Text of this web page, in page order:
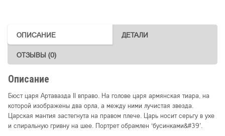
ОПИСАНИЕ ДЕТАЛИ
ОТЗЫВЫ (0)
Описание
Бюст царя Артавазда II вправо. На голове царя армянская тиара, на
которой изображены два орла, а между ними лучистая звезда.
Царская мантия застегнута на правом плече. Царь носит серьгу в ухе
и спиральную гривну на шее. Портрет обрамлен ‘бусинками&#39’.